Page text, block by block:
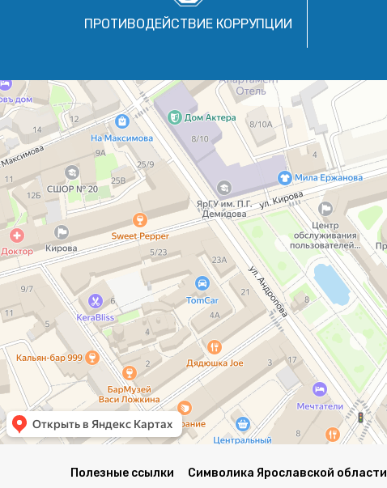
ПРОТИВОДЕЙСТВИЕ КОРРУПЦИИ
Полезные ссылки Символика Ярославской области